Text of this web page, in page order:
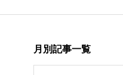
月別記事一覧